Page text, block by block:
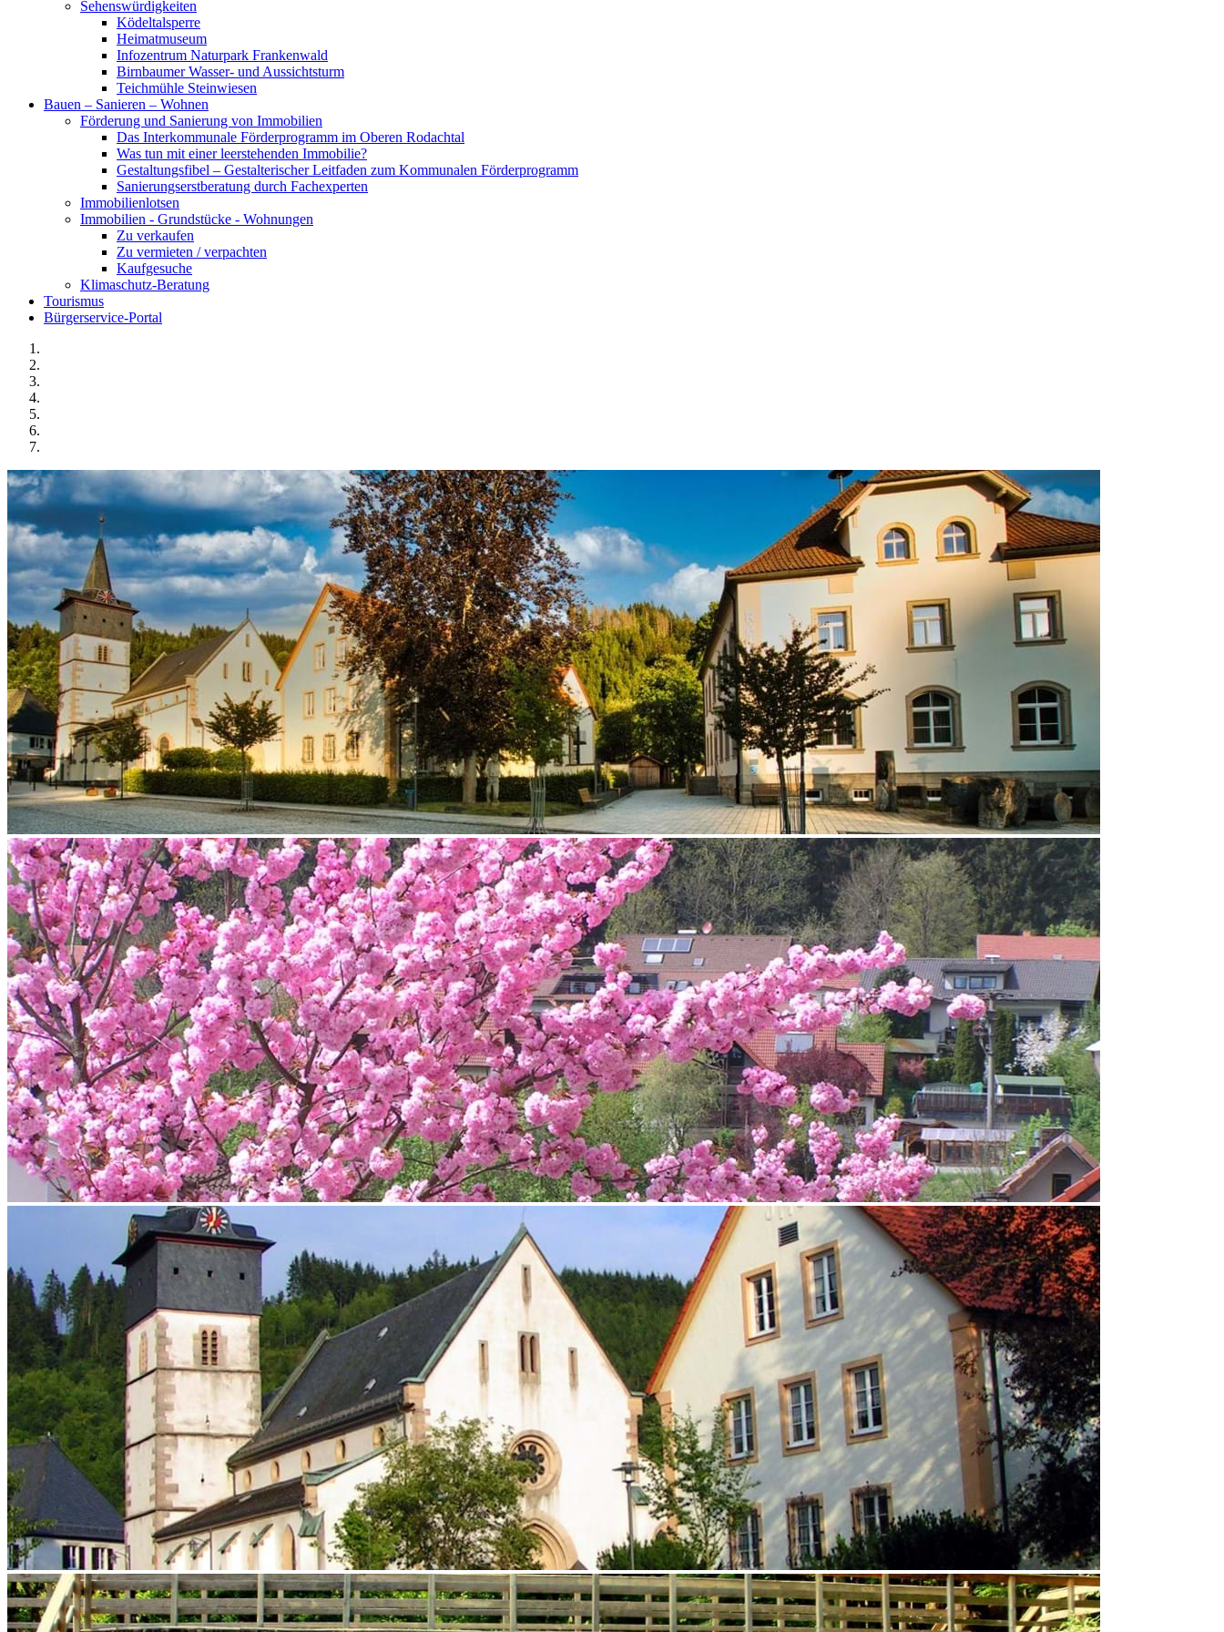
Sehenswürdigkeiten
Ködeltalsperre
Heimatmuseum
Infozentrum Naturpark Frankenwald
Birnbaumer Wasser- und Aussichtsturm
Teichmühle Steinwiesen
Bauen – Sanieren – Wohnen
Förderung und Sanierung von Immobilien
Das Interkommunale Förderprogramm im Oberen Rodachtal
Was tun mit einer leerstehenden Immobilie?
Gestaltungsfibel – Gestalterischer Leitfaden zum Kommunalen Förderprogramm
Sanierungserstberatung durch Fachexperten
Immobilienlotsen
Immobilien - Grundstücke - Wohnungen
Zu verkaufen
Zu vermieten / verpachten
Kaufgesuche
Klimaschutz-Beratung
Tourismus
Bürgerservice-Portal